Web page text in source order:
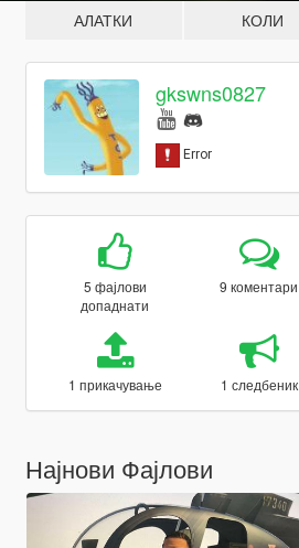
АЛАТКИ КОЛИ
gkswns0827
5 фајлови
допаднати
9 коментари
1 прикачување 1 следбеник
Најнови Фајлови